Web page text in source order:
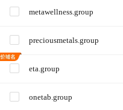
metawellness.group
preciousmetals.group
eta.group
onetab.group